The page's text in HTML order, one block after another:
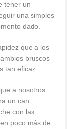
tener un
una simples
dado.
que a los
bruscos
tan eficaz.
a nosotros
un can:
con las
poco más de